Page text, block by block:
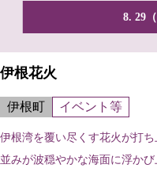
8. 29（
伊根花火
伊根町 イベント等
伊根湾を覆い尽くす花火が打
並みが波穏やかな海面に浮か